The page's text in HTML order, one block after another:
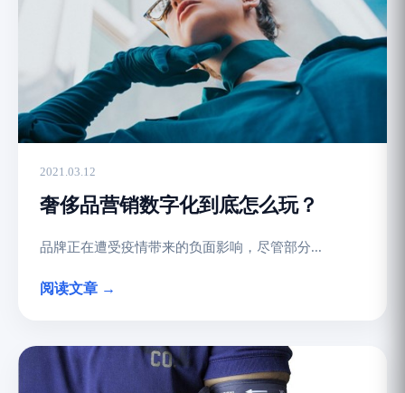
2021.03.12
奢侈品营销数字化到底怎么玩？
品牌正在遭受疫情带来的负面影响，尽管部分...
阅读文章 →